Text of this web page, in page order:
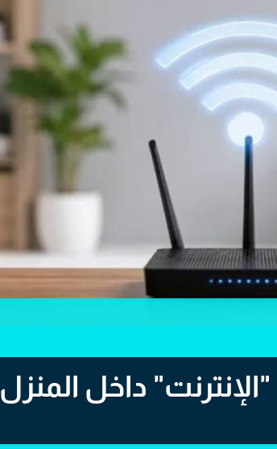
داخل المنزل